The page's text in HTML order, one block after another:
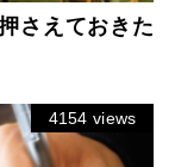
さえておきた
4154 views